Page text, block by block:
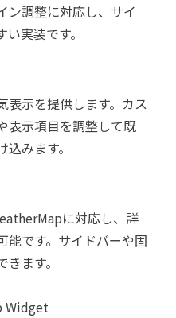
ン調整に対応し、サイ
実装です。
表示を提供します。カス
表示項目を調整して既
みます。
に対応し、詳
能です。サイドバーや固
ます。
Widget